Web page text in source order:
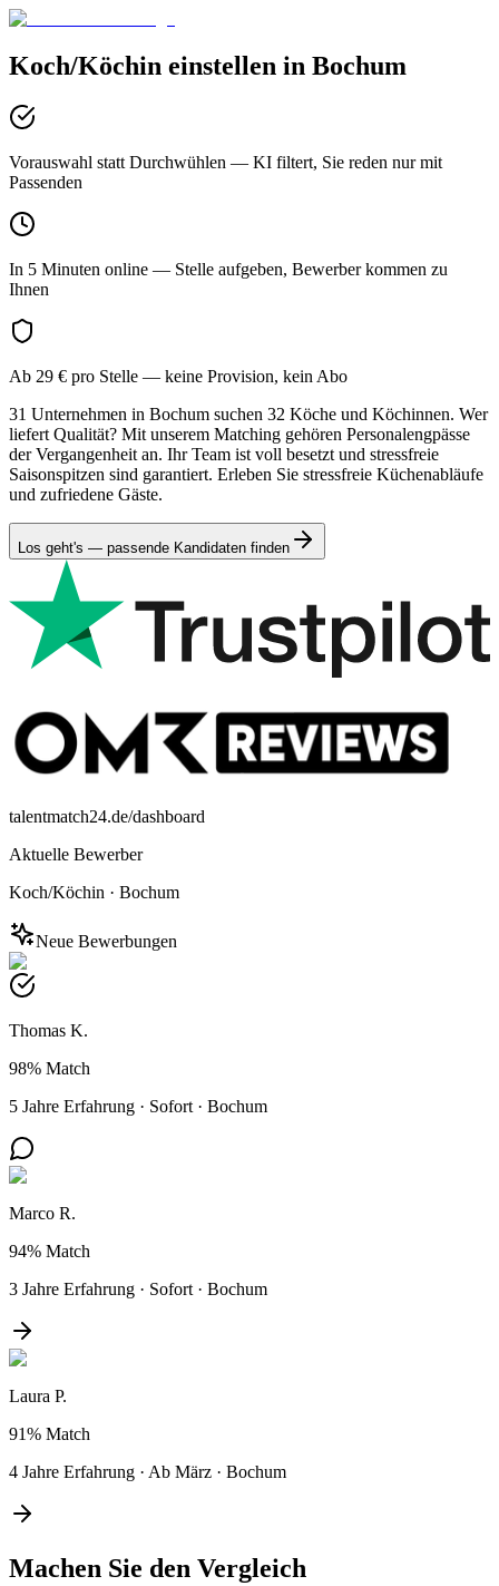
Koch/Köchin einstellen in Bochum
Vorauswahl statt Durchwühlen — KI filtert, Sie reden nur mit
Passenden
In 5 Minuten online — Stelle aufgeben, Bewerber kommen zu
Ihnen
Ab 29 € pro Stelle — keine Provision, kein Abo
31 Unternehmen in Bochum suchen 32 Köche und Köchinnen. Wer
liefert Qualität? Mit unserem Matching gehören Personalengpässe
der Vergangenheit an. Ihr Team ist voll besetzt und stressfreie
Saisonspitzen sind garantiert. Erleben Sie stressfreie Küchenabläufe
und zufriedene Gäste.
Los geht's — passende Kandidaten finden
talentmatch24.de/dashboard
Aktuelle Bewerber
Koch/Köchin · Bochum
Neue Bewerbungen
Thomas K.
98% Match
5 Jahre Erfahrung · Sofort · Bochum
Marco R.
94% Match
3 Jahre Erfahrung · Sofort · Bochum
Laura P.
91% Match
4 Jahre Erfahrung · Ab März · Bochum
Machen Sie den Vergleich